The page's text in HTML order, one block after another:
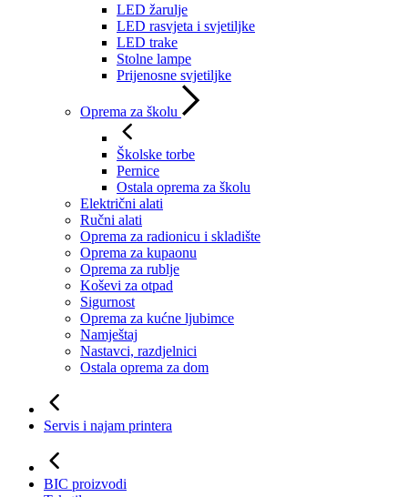
LED žarulje
LED rasvjeta i svjetiljke
LED trake
Stolne lampe
Prijenosne svjetiljke
Oprema za školu
Školske torbe
Pernice
Ostala oprema za školu
Električni alati
Ručni alati
Oprema za radionicu i skladište
Oprema za kupaonu
Oprema za rublje
Koševi za otpad
Sigurnost
Oprema za kućne ljubimce
Namještaj
Nastavci, razdjelnici
Ostala oprema za dom
Servis i najam printera
BIC proizvodi